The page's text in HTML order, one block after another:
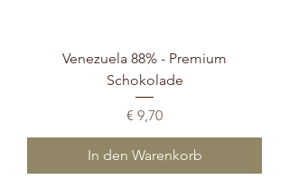
Venezuela 88% - Premium
Schokolade
Preis
€ 9,70
In den Warenkorb